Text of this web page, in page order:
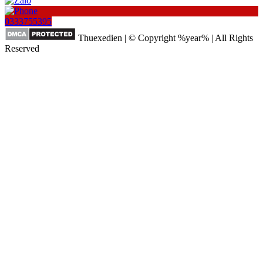
0333755395
Thuexedien | © Copyright %year% | All Rights
Reserved